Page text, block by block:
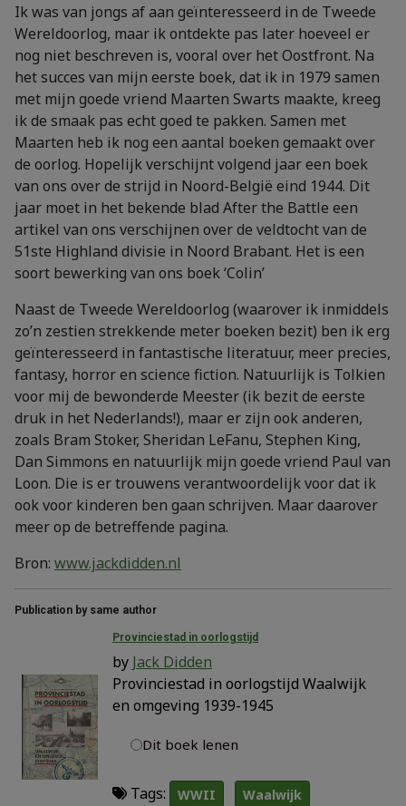
Ik was van jongs af aan geïnteresseerd in de Tweede
Wereldoorlog, maar ik ontdekte pas later hoeveel er
nog niet beschreven is, vooral over het Oostfront. Na
het succes van mijn eerste boek, dat ik in 1979 samen
met mijn goede vriend Maarten Swarts maakte, kreeg
ik de smaak pas echt goed te pakken. Samen met
Maarten heb ik nog een aantal boeken gemaakt over
de oorlog. Hopelijk verschijnt volgend jaar een boek
van ons over de strijd in Noord-België eind 1944. Dit
jaar moet in het bekende blad After the Battle een
artikel van ons verschijnen over de veldtocht van de
51ste Highland divisie in Noord Brabant. Het is een
soort bewerking van ons boek ‘Colin’
Naast de Tweede Wereldoorlog (waarover ik inmiddels
zo’n zestien strekkende meter boeken bezit) ben ik erg
geïnteresseerd in fantastische literatuur, meer precies,
fantasy, horror en science fiction. Natuurlijk is Tolkien
voor mij de bewonderde Meester (ik bezit de eerste
druk in het Nederlands!), maar er zijn ook anderen,
zoals Bram Stoker, Sheridan LeFanu, Stephen King,
Dan Simmons en natuurlijk mijn goede vriend Paul van
Loon. Die is er trouwens verantwoordelijk voor dat ik
ook voor kinderen ben gaan schrijven. Maar daarover
meer op de betreffende pagina.
Bron: www.jackdidden.nl
Publication by same author
Provinciestad in oorlogstijd
by Jack Didden
Provinciestad in oorlogstijd Waalwijk
en omgeving 1939-1945
Dit boek lenen
Tags: WWII Waalwijk